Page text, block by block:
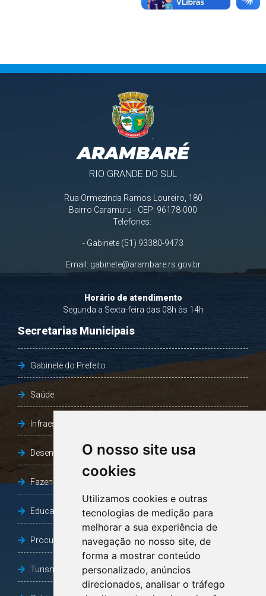
O nosso site usa
cookies
Utilizamos cookies e outras
tecnologias de medição para
melhorar a sua experiência de
navegação no nosso site, de
forma a mostrar conteúdo
personalizado, anúncios
direcionados, analisar o tráfego
ARAMBARÉ
RIO GRANDE DO SUL
Rua Ormezinda Ramos Loureiro, 180
Bairro Caramuru - CEP: 96178-000
Telefones:
- Gabinete (51) 93380-9473
Email: gabinete@arambare.rs.gov.br
Horário de atendimento
Segunda a Sexta-feira das 08h às 14h
Secretarias Municipais
Gabinete do Prefeito
Saúde
Infraestrutura, Agricultura e Meio Ambiente
Desenvolvimento Social
Fazenda e Desenvolvimento Econômico
Educação
Procuradoria Geral do Município
Turismo, Desporto e Cultura